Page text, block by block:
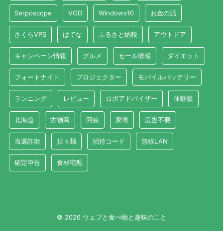
Serposcope VOD Windows10 お金の話
さくらVPS はてな ふるさと納税 アウトドア
キャンペーン情報 グルメ セール情報 ダイエット
フォートナイト プロジェクター モバイルバッテリー
ランニング レビュー ロボアドバイザー 体験談
北海道 古物商 回線 家電 広告不要
当選詐欺 担々麺 招待コード 無線LAN
確定申告 食材宅配
© 2026 ウェブと食べ物と趣味のこと